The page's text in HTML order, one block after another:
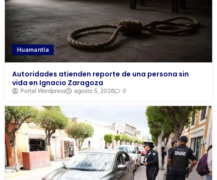
Huamantla
Autoridades atienden reporte de una persona sin
vida en Ignacio Zaragoza
Portal Wordpress agosto 5, 2026 0